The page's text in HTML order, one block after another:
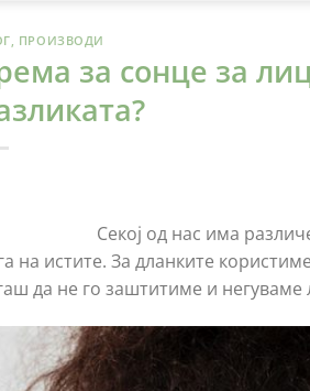
ПРОИЗВОДИ
за сонце за
Секој од нас има
на истите. За дланките
да не го заштитиме и негуваме